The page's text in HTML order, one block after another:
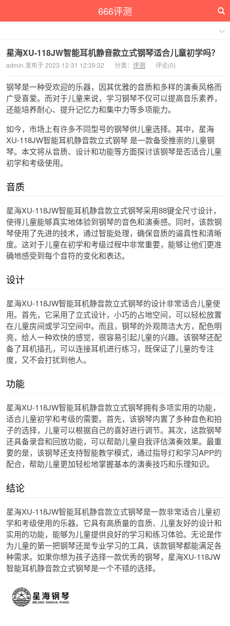
666评测
星海XU-118JW智能耳机静音款立式钢琴适合儿童初学吗？
admin 发布于 2023-12-31 12:39:32 分类： 评测 评论(0)
钢琴是一种受欢迎的乐器，因其优雅的音质和多样的演奏风格而
广受喜爱。而对于儿童来说，学习钢琴不仅可以提高音乐素养，
还能培养耐心、提升记忆力和集中力等多项能力。
如今，市场上有许多不同型号的钢琴供儿童选择。其中，星海
XU-118JW智能耳机静音款立式钢琴 是一款备受推崇的儿童钢
琴。本文将从音质、设计和功能等方面探讨该钢琴是否适合儿童
初学和考级使用。
音质
星海XU-118JW智能耳机静音款立式钢琴采用88键全尺寸设计，
使得儿童能够真实地体验到钢琴的音色和演奏感。同时，该款钢
琴使用了先进的技术，通过智能处理，确保音质的逼真性和清晰
度。这对于儿童在初学和考级过程中非常重要，能够让他们更准
确地感受到每个音符的变化和表达。
设计
星海XU-118JW智能耳机静音款立式钢琴的设计非常适合儿童使
用。首先，它采用了立式设计，小巧的占地空间，可以轻松放置
在儿童房间或学习空间中。而且，钢琴的外观简洁大方，配色明
亮，给人一种欢快的感觉，很容易引起儿童的兴趣。该钢琴还配
备了耳机插孔，可以连接耳机进行练习，既保证了儿童的专注
度，又不会打扰到他人。
功能
星海XU-118JW智能耳机静音款立式钢琴拥有多项实用的功能，
适合儿童初学和考级的需要。首先，该钢琴内置了多种音色和拍
子的选择，儿童可以根据自己的喜好进行调节。其次，这款钢琴
还具备录音和回放功能，可以帮助儿童自我评估演奏效果。最重
要的是，该钢琴还支持智能教学模式，通过指导灯和学习APP的
配合，帮助儿童更加轻松地掌握基本的演奏技巧和乐理知识。
结论
星海XU-118JW智能耳机静音款立式钢琴是一款非常适合儿童初
学和考级使用的乐器。它具有高质量的音质、儿童友好的设计和
实用的功能，能够为儿童提供良好的学习和练习体验。无论是作
为儿童的第一把钢琴还是专业学习的工具，该款钢琴都能满足各
种需求。如果你想为孩子选择一款优秀的钢琴，星海XU-118JW
智能耳机静音款立式钢琴是一个不错的选择。